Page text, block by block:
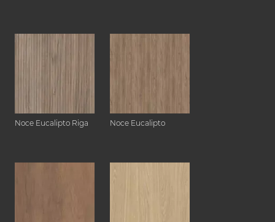
Noce Eucalipto Riga Noce Eucalipto